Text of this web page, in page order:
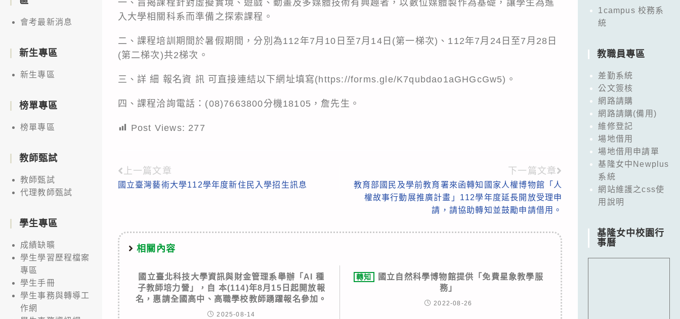
一、旨揭課程針對虛擬實境、遊戲、動畫及多媒體技術有興趣者，以數位媒體製作為基礎，讓學生為進
入大學相關科系而準備之探索課程。
二、課程培訓期間於暑假期間，分別為112年7月10日至7月14日(第一梯次)、112年7月24日至7月28日
(第二梯次)共2梯次。
三、詳 細 報名資 訊 可直接連結以下網址填寫(https://forms.gle/K7qubdao1aGHGcGw5)。
四、課程洽詢電話：(08)7663800分機18105，詹先生。
Post Views: 277
Read
more
上一篇文章
國立臺灣藝術大學112學年度新住民入學招生訊息
下一篇文章
教育部國民及學前教育署來函轉知國家人權博物館「人
權故事行動展推廣計畫」112學年度延長開放受理申
請，請協助轉知並鼓勵申請借用。
相關內容
國立臺北科技大學資訊與財金管理系舉辦「AI 種
子教師培力營」，自 本(114)年8月15日起開放報
名，惠請全國高中、高職學校教師踴躍報名參加。
2025-08-14
轉知
國立自然科學博物館提供「免費星象教學服
務」
2022-08-26
會考最新消息
新生專區
新生專區
榜單專區
榜單專區
教師甄試
教師甄試
代理教師甄試
學生專區
成績缺曠
學生學習歷程檔案
專區
學生手冊
學生事務與轉導工
作網
1campus 校務系
統
教職員專區
差勤系統
公文簽核
網路請購
網路請購(備用)
維修登記
場地借用
場地借用申請單
基隆女中Newplus
系統
網站維護之css使
用說明
基隆女中校園行
事曆